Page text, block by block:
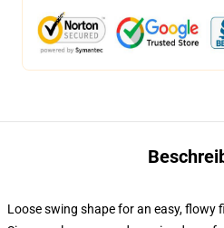
Loose swing shape for an easy, flowy